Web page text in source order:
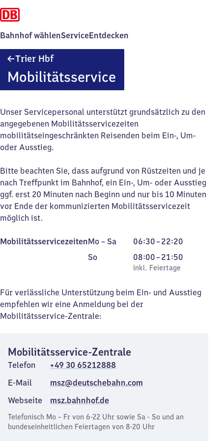
Bahnhof wählenServiceEntdecken
Trier HbfTrier
Mobilitätsservice
Unser Servicepersonal unterstützt grundsätzlich zu den
angegebenen Mobilitätsservicezeiten
mobilitätseingeschränkten Reisenden beim Ein-, Um-
oder Ausstieg.
Bitte beachten Sie, dass aufgrund von Rüstzeiten und je
nach Treffpunkt im Bahnhof, ein Ein-, Um- oder Ausstieg
ggf. erst 20 Minuten nach Beginn und nur bis 10 Minuten
vor Ende der kommunizierten Mobilitätsservicezeit
möglich ist.
MobilitätsservicezeitenMontag
bis
Mo – Sa 06:30–22:20
Von
6
Uhr
bis
22
Sonntag
So,
inkl. Feiertage
08:00–21:50
Von
8
bis
21
inkl. Feiertage
Für verlässliche Unterstützung beim Ein- und Ausstieg
empfehlen wir eine Anmeldung bei der
Mobilitätsservice-Zentrale:
Mobilitätsservice-Zentrale
Telefon
+49 30 65212888
E-Mail
msz@deutschebahn.com
Webseite
msz.bahnhof.de
Telefonisch Mo – Fr von 6-22 Uhr sowie Sa - So und an
bundeseinheitlichen Feiertagen von 8-20 Uhr